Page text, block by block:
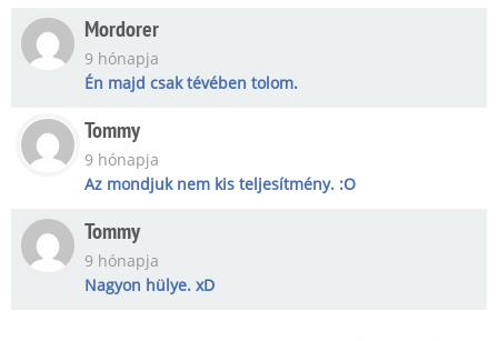
Mordorer
9 hónapja
Én majd csak tévében tolom.
Tommy
9 hónapja
Az mondjuk nem kis teljesítmény. :O
Tommy
9 hónapja
Nagyon hülye. xD